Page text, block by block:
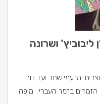
ושרונה
מנעמי שמר ועד דובי
הזמרים בזמר העברי: מיפה